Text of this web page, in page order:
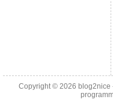
Copyright © 2026 blog2nice